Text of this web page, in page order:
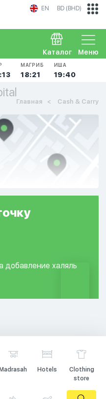
EN BD (BHD)
Меню
Каталог
МАГРИБ
18:21
ИША
19:40
Главная Cash & Carry
добавление халяль
Madrasah Hotels
Clothing
store